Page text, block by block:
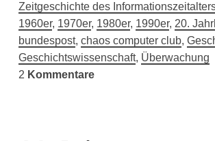
Zeitgeschichte des
1960er, 1970er, 1980er, 1990er, 20.
bundespost, chaos computer club,
Geschichtswissenschaft, Überwachung
2 Kommentare